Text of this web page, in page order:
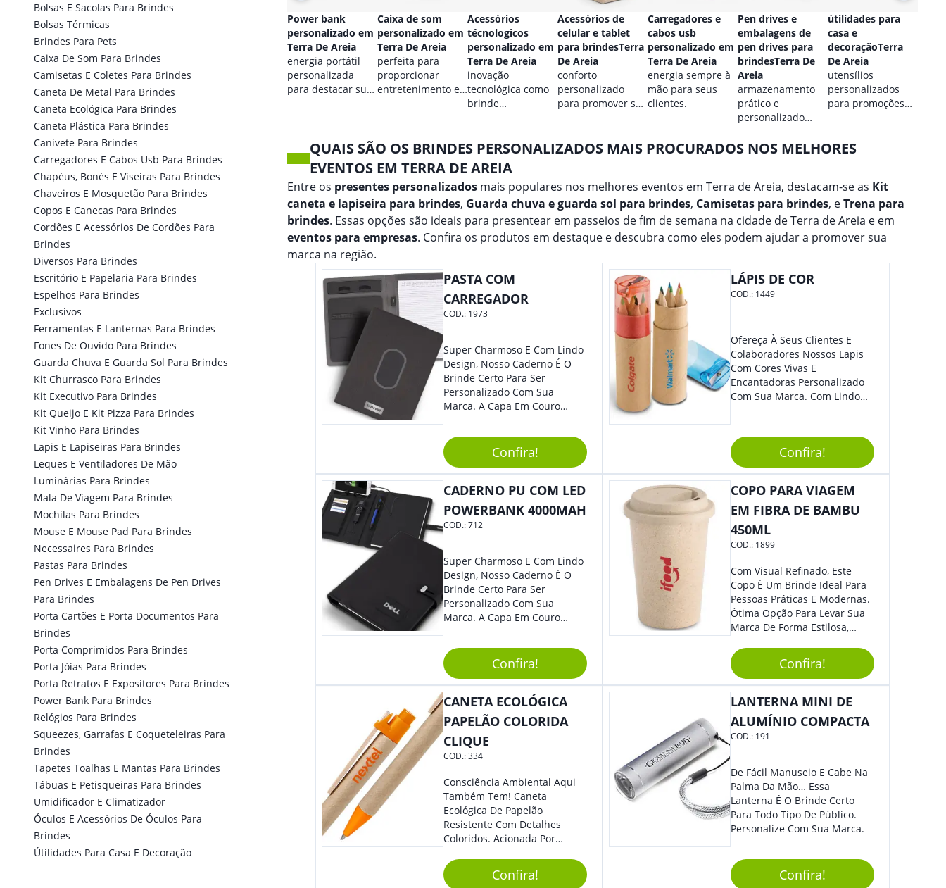
Bolsas E Sacolas Para Brindes
Bolsas Térmicas
Brindes Para Pets
Caixa De Som Para Brindes
Camisetas E Coletes Para Brindes
Caneta De Metal Para Brindes
Caneta Ecológica Para Brindes
Caneta Plástica Para Brindes
Canivete Para Brindes
Carregadores E Cabos Usb Para Brindes
Chapéus, Bonés E Viseiras Para Brindes
Chaveiros E Mosquetão Para Brindes
Copos E Canecas Para Brindes
Cordões E Acessórios De Cordões Para
Brindes
Diversos Para Brindes
Escritório E Papelaria Para Brindes
Espelhos Para Brindes
Exclusivos
Ferramentas E Lanternas Para Brindes
Fones De Ouvido Para Brindes
Guarda Chuva E Guarda Sol Para Brindes
Kit Churrasco Para Brindes
Kit Executivo Para Brindes
Kit Queijo E Kit Pizza Para Brindes
Kit Vinho Para Brindes
Lapis E Lapiseiras Para Brindes
Leques E Ventiladores De Mão
Luminárias Para Brindes
Mala De Viagem Para Brindes
Mochilas Para Brindes
Mouse E Mouse Pad Para Brindes
Necessaires Para Brindes
Pastas Para Brindes
Pen Drives E Embalagens De Pen Drives
Para Brindes
Porta Cartões E Porta Documentos Para
Brindes
Porta Comprimidos Para Brindes
Porta Jóias Para Brindes
Porta Retratos E Expositores Para Brindes
Power Bank Para Brindes
Relógios Para Brindes
Squeezes, Garrafas E Coqueteleiras Para
Brindes
Tapetes Toalhas E Mantas Para Brindes
Tábuas E Petisqueiras Para Brindes
Umidificador E Climatizador
Óculos E Acessórios De Óculos Para
Brindes
Útilidades Para Casa E Decoração
Power bank
personalizado em
Terra De Areia
energia portátil
personalizada
para destacar sua
Caixa de som
personalizado em
Terra De Areia
perfeita para
proporcionar
entretenimento e
Acessórios
técnologicos
personalizado em
Terra De Areia
inovação
tecnológica como
brinde
Acessórios de
celular e tablet
para brindesTerra
De Areia
conforto
personalizado
para promover sua
Carregadores e
cabos usb
personalizado em
Terra De Areia
energia sempre à
mão para seus
clientes.
Pen drives e
embalagens de
pen drives para
brindesTerra De
Areia
armazenamento
prático e
personalizado
útilidades para
casa e
decoraçãoTerra
De Areia
utensílios
personalizados
para promoções
QUAIS SÃO OS BRINDES PERSONALIZADOS MAIS PROCURADOS NOS MELHORES
EVENTOS EM TERRA DE AREIA
Entre os presentes personalizados mais populares nos melhores eventos em Terra de Areia, destacam-se as Kit
caneta e lapiseira para brindes, Guarda chuva e guarda sol para brindes, Camisetas para brindes, eTrena para
brindes. Essas opções são ideais para presentear em passeios de fim de semana na cidade de Terra de Areia e em
eventos para empresas. Confira os produtos em destaque e descubra como eles podem ajudar a promover sua
marca na região.
PASTA COM
CARREGADOR
COD.: 1973
Super Charmoso E Com Lindo
Design, Nosso Caderno É O
Brinde Certo Para Ser
Personalizado Com Sua
Marca. A Capa Em Couro
Elástico Permite Maior
Segurança Ao Carregá-Lo.
Ofereça A Seus Clientes E
Colaboradores, Sem Dúvidas
Eles Irão Adorar.
Confira!
LÁPIS DE COR
COD.: 1449
Ofereça À Seus Clientes E
Colaboradores Nossos Lapis
Com Cores Vivas E
Encantadoras Personalizado
Com Sua Marca. Com Lindo
Perfeito, Não É?!
Confira!
CADERNO PU COM LED
POWERBANK 4000MAH
COD.:712
Super Charmoso E Com Lindo
Design, Nosso Caderno É O
Brinde Certo Para Ser
Personalizado Com Sua
Marca. A Capa Em Couro
Elástico Permite Maior
Segurança Ao Carregá-Lo.
Ofereça A Seus Clientes E
Colaboradores, Sem Dúvidas
Eles Irão Adorar.
Confira!
COPO PARA VIAGEM
EM FIBRA DE BAMBU
450ML
COD.: 1899
Com Visual Refinado, Este
Copo É Um Brinde Ideal Para
Pessoas Práticas E Modernas.
Ótima Opção Para Levar Sua
Marca De Forma Estilosa,
Empresa Em Eventos,
Reuniões Corporativas Ou Até
Mesmo Para Presentear
Colaboradores.
Confira!
CANETA ECOLÓGICA
PAPELÃO COLORIDA
CLIQUE
COD.:334
Consciência Ambiental Aqui
Também Tem! Caneta
Ecológica De Papelão
Resistente Com Detalhes
Coloridos. Acionada Por
E Tem Ponteira Firme, Ideal
Para Traços Precisos.
Confira!
LANTERNA MINI DE
ALUMÍNIO COMPACTA
COD.: 191
De Fácil Manuseio E Cabe Na
Palma Da Mão… Essa
Lanterna É O Brinde Certo
Para Todo Tipo De Público.
Personalize Com Sua Marca.
Confira!